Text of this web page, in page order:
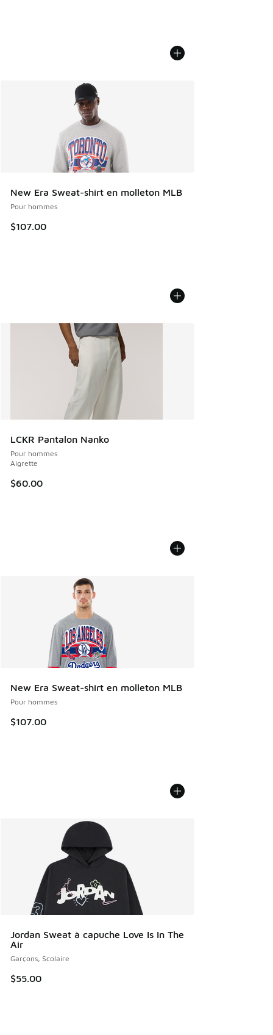
New Era Sweat-shirt en molleton MLB
Pour hommes
$107.00
LCKR Pantalon Nanko
Pour hommes
Aigrette
$60.00
New Era Sweat-shirt en molleton MLB
Pour hommes
$107.00
Jordan Sweat à capuche Love Is In The
Air
Garçons, Scolaire
$55.00